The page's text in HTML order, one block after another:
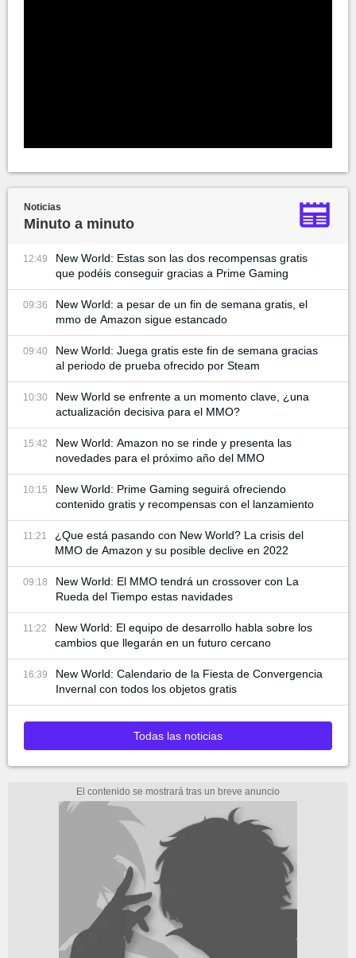
Noticias
Minuto a minuto
12:49
New World: Estas son las dos recompensas gratis
que podéis conseguir gracias a Prime Gaming
09:36
New World: a pesar de un fin de semana gratis, el
mmo de Amazon sigue estancado
09:40
New World: Juega gratis este fin de semana gracias
al periodo de prueba ofrecido por Steam
10:30
New World se enfrente a un momento clave, ¿una
actualización decisiva para el MMO?
15:42
New World: Amazon no se rinde y presenta las
novedades para el próximo año del MMO
10:15
New World: Prime Gaming seguirá ofreciendo
contenido gratis y recompensas con el lanzamiento
11:21
¿Que está pasando con New World? La crisis del
MMO de Amazon y su posible declive en 2022
09:18
New World: El MMO tendrá un crossover con La
Rueda del Tiempo estas navidades
11:22
New World: El equipo de desarrollo habla sobre los
cambios que llegarán en un futuro cercano
16:39
New World: Calendario de la Fiesta de Convergencia
Invernal con todos los objetos gratis
Todas las noticias